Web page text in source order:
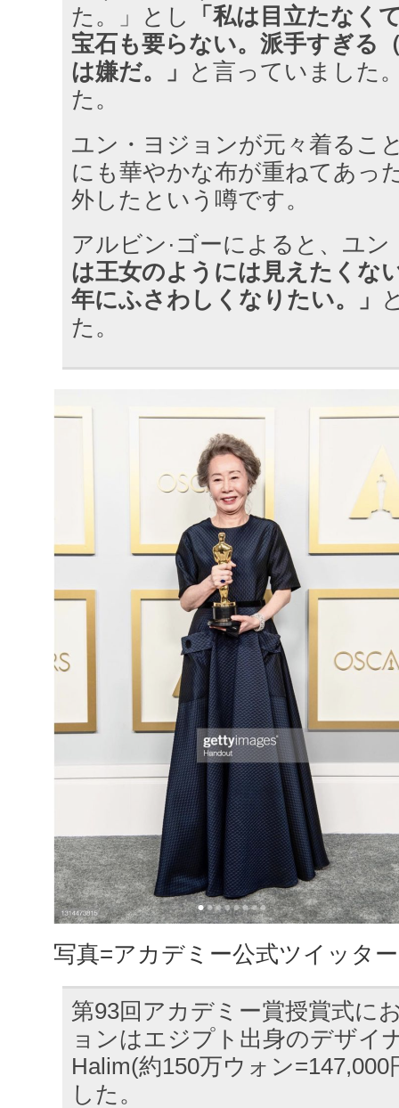
た。」とし
「私は目立たなく
宝石も要らない。派手すぎる
は嫌だ。」 と言っていました
た。
ユン・ヨジョンが元々着るこ
にも華やかな布が重ねてあっ
外したという噂です。
アルビン·ゴーによると、ユ
は王女のようには見えたくな
年にふさわしくなりたい。」
た。
写真=アカデミー公式ツイッター
第93回アカデミー賞授賞式に
ョンはエジプト出身のデザイ
Halim(約150万ウォン
した。